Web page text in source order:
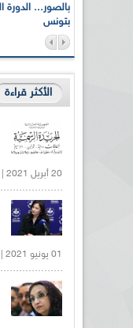
بتونس
الأكثر قراءة
20 أبريل 2021 |
01 يونيو 2021 |